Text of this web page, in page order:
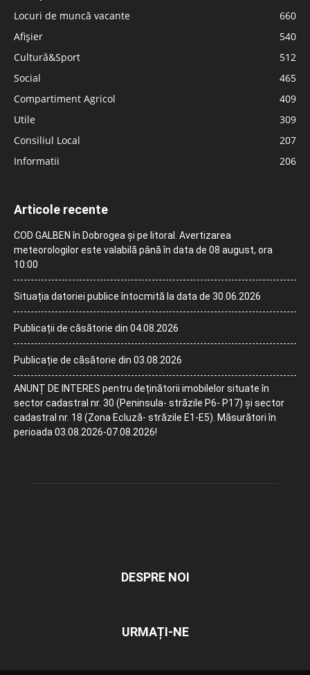
Locuri de muncă vacante
660
Afișier
540
Cultură&Sport
512
Social
465
Compartiment Agricol
409
Utile
309
Consiliul Local
207
Informatii
206
Articole recente
COD GALBEN în Dobrogea și pe litoral. Avertizarea
meteorologilor este valabilă până în data de 08 august, ora
10:00
Situația datoriei publice întocmită la data de 30.06.2026
Publicații de căsătorie din 04.08.2026
Publicație de căsătorie din 03.08.2026
ANUNȚ DE INTERES pentru deținătorii imobilelor situate în
sector cadastral nr. 30 (Peninsula- străzile P6- P17) și sector
cadastral nr. 18 (Zona Ecluză- străzile E1-E5). Măsurători în
perioada 03.08.2026-07.08.2026!
DESPRE NOI
URMAȚI-NE